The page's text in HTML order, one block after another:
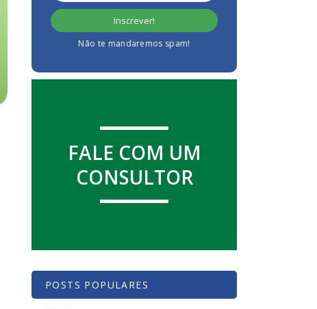
Não te mandaremos spam!
FALE COM UM
CONSULTOR
POSTS POPULARES